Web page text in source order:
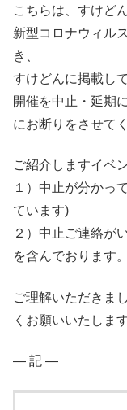
こちらは、すけど
新型コロナウィル
き、
すけどんに掲載し
開催を中止・延期
にお断りをさせて
ご紹介しますイベ
１）中止が分かっ
ています)
２）中止ご連絡が
を含んでおります。
ご理解いただきま
くお願いいたします
― 記 ―